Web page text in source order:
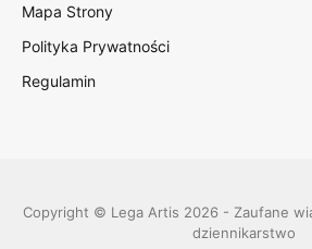
Mapa Strony
Polityka Prywatności
Regulamin
Copyright © Lega Artis 2026 - Zaufane
dziennikarstwo